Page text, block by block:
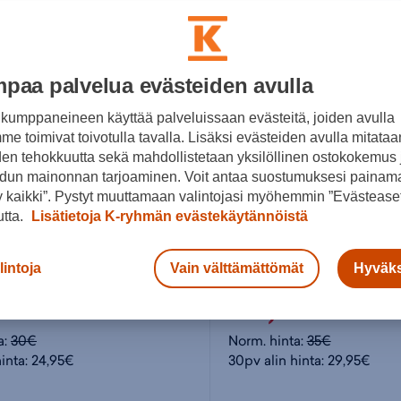
- pipo
30€
24,95€
Helly Hansen
Rib Beanie - pipo
29,95€
Norm. hinta:35€
30pv alin hinta: 29,95€
palvelua evästeiden avulla
käyttää palveluissaan evästeitä, joiden avulla
toimivat toivotulla tavalla. Lisäksi evästeiden avulla
tehokkuutta sekä mahdollistetaan yksilöllinen ostokokemus
mainonnan tarjoaminen. Voit antaa suostumuksesi
kaikki”. Pystyt muuttamaan valintojasi myöhemmin
Lisätietoja K-ryhmän evästekäytännöistä
Vain välttämättömät